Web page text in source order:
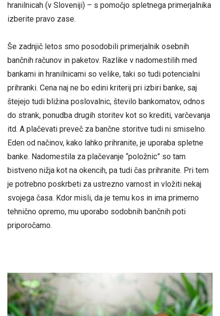
hranilnicah (v Sloveniji) – s pomočjo spletnega primerjalnika
izberite pravo zase.
Še zadnjič letos smo posodobili primerjalnik osebnih
bančnih računov in paketov. Razlike v nadomestilih med
bankami in hranilnicami so velike, taki so tudi potencialni
prihranki. Cena naj ne bo edini kriterij pri izbiri banke, saj
štejejo tudi bližina poslovalnic, število bankomatov, odnos
do strank, ponudba drugih storitev kot so krediti, varčevanja
itd. A plačevati preveč za bančne storitve tudi ni smiselno.
Eden od načinov, kako lahko prihranite, je uporaba spletne
banke. Nadomestila za plačevanje “položnic” so tam
bistveno nižja kot na okencih, pa tudi čas prihranite. Pri tem
je potrebno poskrbeti za ustrezno varnost in vložiti nekaj
svojega časa. Kdor misli, da je temu kos in ima primerno
tehnično opremo, mu uporabo sodobnih bančnih poti
priporočamo.